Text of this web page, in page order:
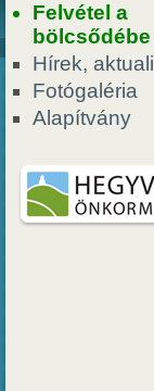
Felvétel a
bölcsődébe
Hírek,
Fotógaléria
Alapítvány